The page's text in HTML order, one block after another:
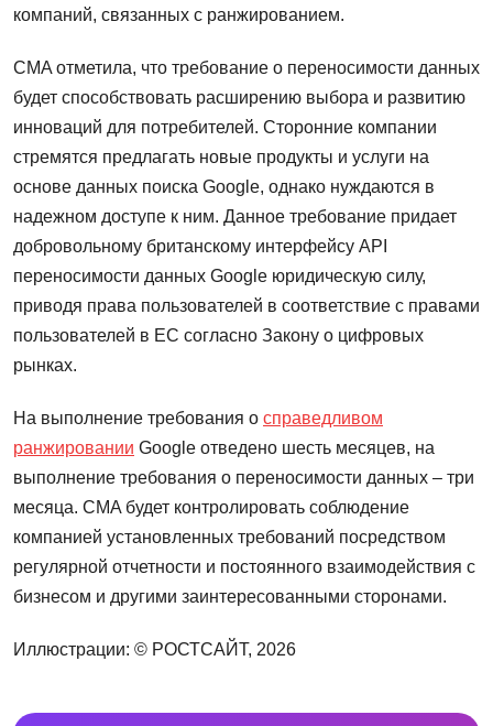
компаний, связанных с ранжированием.
CMA отметила, что требование о переносимости данных
будет способствовать расширению выбора и развитию
инноваций для потребителей. Сторонние компании
стремятся предлагать новые продукты и услуги на
основе данных поиска Google, однако нуждаются в
надежном доступе к ним. Данное требование придает
добровольному британскому интерфейсу API
переносимости данных Google юридическую силу,
приводя права пользователей в соответствие с правами
пользователей в ЕС согласно Закону о цифровых
рынках.
На выполнение требования о справедливом
ранжировании Google отведено шесть месяцев, на
выполнение требования о переносимости данных – три
месяца. CMA будет контролировать соблюдение
компанией установленных требований посредством
регулярной отчетности и постоянного взаимодействия с
бизнесом и другими заинтересованными сторонами.
Иллюстрации: © РОСТСАЙТ, 2026